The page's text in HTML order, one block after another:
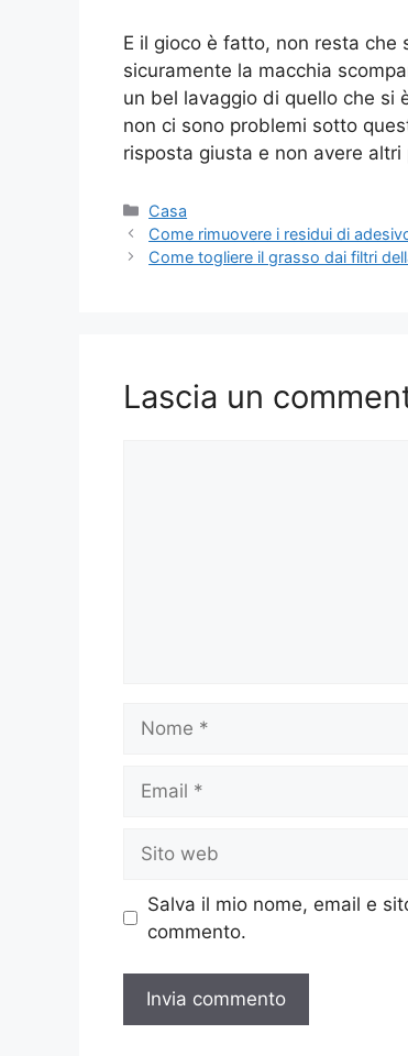
E il gioco è fatto, non resta
sicuramente la macchia
un bel lavaggio di quello che si
non ci sono problemi sotto
risposta giusta e non avere altri
Categorie
Casa
Come rimuovere i residui di
Come togliere il grasso dai filtri
Lascia un
web
Salva il mio nome, email e
commento.